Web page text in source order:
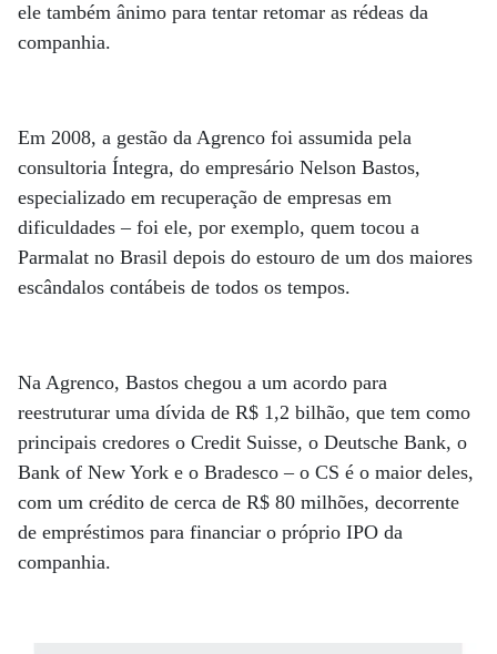
ele também ânimo para tentar retomar as rédeas da
companhia.
Em 2008, a gestão da Agrenco foi assumida pela
consultoria Íntegra, do empresário Nelson Bastos,
especializado em recuperação de empresas em
dificuldades – foi ele, por exemplo, quem tocou a
Parmalat no Brasil depois do estouro de um dos maiores
escândalos contábeis de todos os tempos.
Na Agrenco, Bastos chegou a um acordo para
reestruturar uma dívida de R$ 1,2 bilhão, que tem como
principais credores o Credit Suisse, o Deutsche Bank, o
Bank of New York e o Bradesco – o CS é o maior deles,
com um crédito de cerca de R$ 80 milhões, decorrente
de empréstimos para financiar o próprio IPO da
companhia.